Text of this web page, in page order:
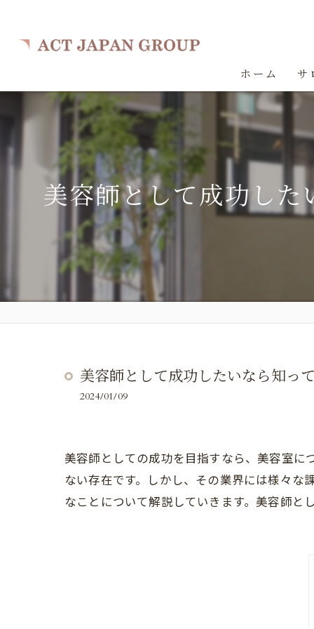
ホーム サ
美容師として成功し
美容師として成功したいなら知っ
2024/01/09
美容師としての成功を目指すなら、美容室
ない存在です。しかし、その業界には様々
なことについて解説していきます。美容師